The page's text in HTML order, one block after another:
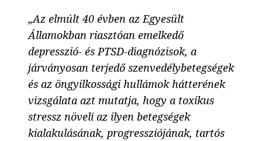
„Az elmúlt 40 évben az Egyesült
Államokban riasztóan emelkedő
depresszió- és PTSD-diagnózisok, a
járványosan terjedő szenvedélybetegségek
és az öngyilkossági hullámok hátterének
vizsgálata azt mutatja, hogy a toxikus
stressz növeli az ilyen betegségek
kialakulásának, progressziójának, tartós